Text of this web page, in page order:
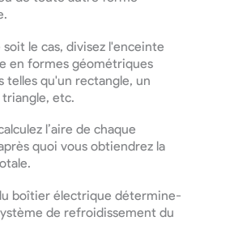
le cas, divisez l'enceinte
en formes géométriques
telles qu'un rectangle, un
etc.
l’aire de chaque
quoi vous obtiendrez la
boîtier électrique détermine-
de refroidissement du